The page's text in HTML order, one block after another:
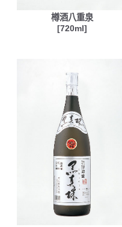
樽酒八重泉
[720ml]